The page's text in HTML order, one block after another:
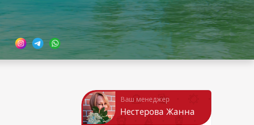
Ваш менеджер
Нестерова Жанна